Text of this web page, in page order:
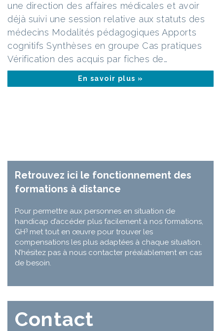
une direction des affaires médicales et avoir
déjà suivi une session relative aux statuts des
médecins Modalités pédagogiques Apports
cognitifs Synthèses en groupe Cas pratiques
Vérification des acquis par fiches de…
En savoir plus »
Retrouvez ici le fonctionnement des
formations à distance
Pour permettre aux personnes en situation de
handicap d’accéder plus facilement à nos formations,
GH3 met tout en œuvre pour trouver les
compensations les plus adaptées à chaque situation.
N’hésitez pas à nous contacter préalablement en cas
de besoin.
Contact